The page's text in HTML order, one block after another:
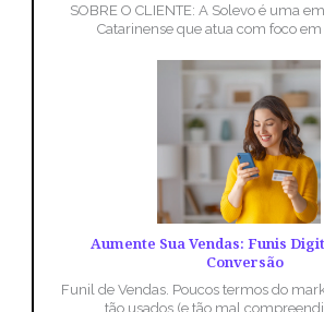
SOBRE O CLIENTE: A Solevo é uma
Catarinense que atua com foco em
Aumente Sua Vendas: Funis
Conversão
Funil de Vendas. Poucos termos do
tão usados (e tão mal